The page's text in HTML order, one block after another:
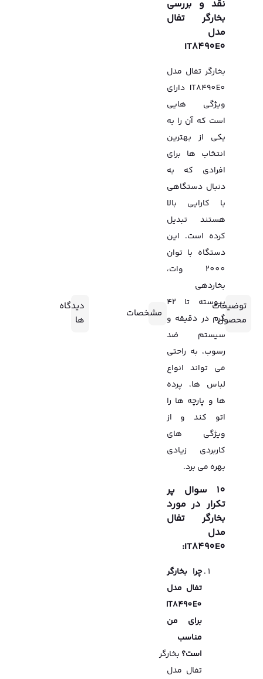
توضیحات
محصول
نقد و بررسی
بخارگر تفال
مدل
IT8490E0
بخارگر تفال مدل
IT8490E0 دارای
ویژگی هایی
است که آن را به
یکی از بهترین
انتخاب ها برای
افرادی که به
دنبال دستگاهی
با کارایی بالا
هستند تبدیل
کرده است. این
دستگاه با توان
2000 وات،
بخاردهی
پیوسته تا 42
گرم در دقیقه و
سیستم ضد
رسوب، به راحتی
می تواند انواع
لباس ها، پرده
ها و پارچه ها را
اتو کند و از
ویژگی های
کاربردی زیادی
بهره می برد.
10 سوال پر
تکرار در مورد
بخارگر تفال
مدل
IT8490E0:
چرا بخارگر
تفال مدل
IT8490E0
برای من
مناسب
است؟ بخارگر
تفال مدل
مشخصات
دیدگاه
ها